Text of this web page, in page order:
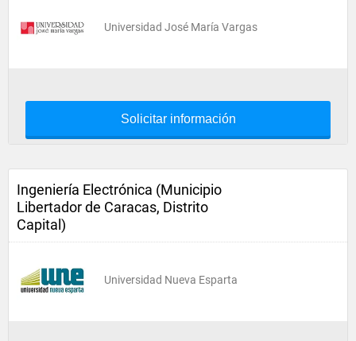
Universidad José María Vargas
Solicitar información
Ingeniería Electrónica (Municipio
Libertador de Caracas, Distrito
Capital)
Universidad Nueva Esparta